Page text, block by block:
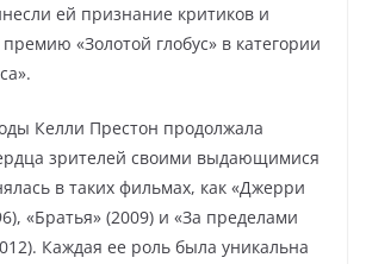
ей признание критиков и
«Золотой глобус» в категории
Келли Престон продолжала
зрителей своими выдающимися
в таких фильмах, как «Джерри
«Братья» (2009) и «За пределами
Каждая ее роль была уникальна